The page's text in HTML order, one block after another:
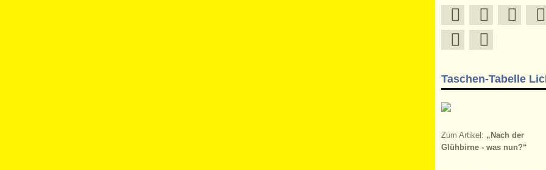
Taschen-Tabelle
Zum Artikel: „Nach der
Glühbirne - was nun?“